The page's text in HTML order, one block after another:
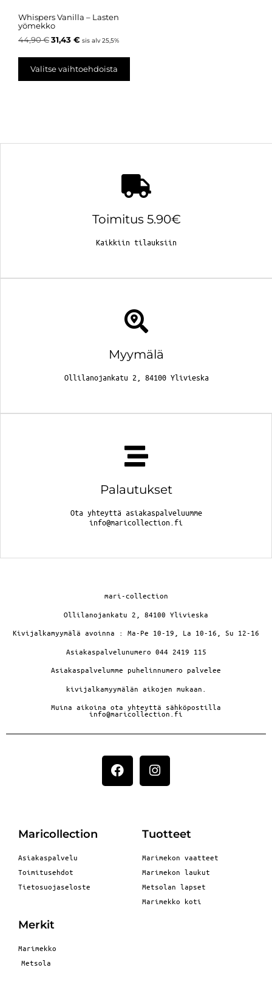
Whispers Vanilla – Lasten
yömekko
44,90€31,43 € sis alv 25,5%
Valitse vaihtoehdoista
Toimitus 5.90€
Kaikkiin tilauksiin
Myymälä
Ollilanojankatu 2, 84100 Ylivieska
Palautukset
Ota yhteyttä asiakaspalveluumme
info@maricollection.fi
mari-collection
Ollilanojankatu 2, 84100 Ylivieska
Kivijalkamyymälä avoinna : Ma-Pe 10-19, La 10-16, Su 12-16
Asiakaspalvelunumero 044 2419 115
Asiakaspalvelumme puhelinnumero palvelee
kivijalkamyymälän aikojen mukaan.
Muina aikoina ota yhteyttä sähköpostilla
info@maricollection.fi
Maricollection
Asiakaspalvelu
Toimitusehdot
Tietosuojaseloste
Tuotteet
Marimekon vaatteet
Marimekon laukut
Metsolan lapset
Marimekko koti
Merkit
Marimekko
Metsola